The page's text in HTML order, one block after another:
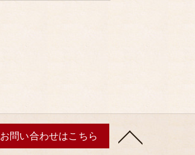
お問い合わせはこちら